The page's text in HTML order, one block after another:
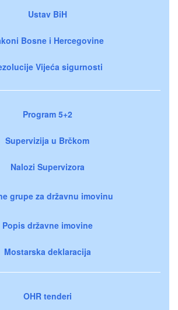
Ustav BiH
Bosne i Hercegovine
Vijeća sigurnosti
Program 5+2
Supervizija u Brčkom
Nalozi Supervizora
grupe za državnu imovinu
Popis državne imovine
Mostarska deklaracija
OHR tenderi